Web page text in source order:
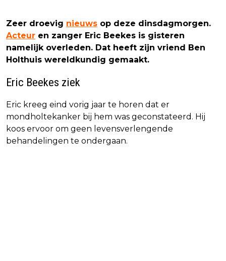
Zeer droevig nieuws op deze dinsdagmorgen.
Acteur en zanger Eric Beekes is gisteren
namelijk overleden. Dat heeft zijn vriend Ben
Holthuis wereldkundig gemaakt.
Eric Beekes ziek
Eric kreeg eind vorig jaar te horen dat er
mondholtekanker bij hem was geconstateerd. Hij
koos ervoor om geen levensverlengende
behandelingen te ondergaan.